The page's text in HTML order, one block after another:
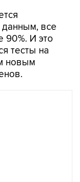
данным, все
90%. И это
тесты на
новым